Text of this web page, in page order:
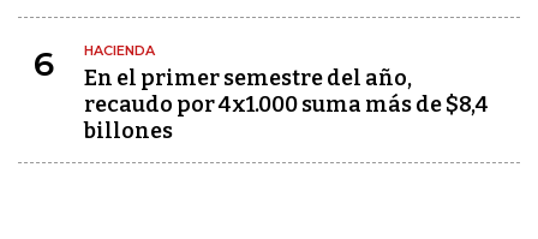
6 HACIENDA
En el primer semestre del año,
recaudo por 4x1.000 suma más de $8,4
billones